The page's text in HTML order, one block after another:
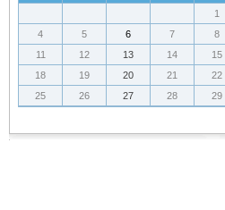
1
4
5 6 7 8
11
12 13 14 15
18
19 20 21 22
25
26 27 28 29